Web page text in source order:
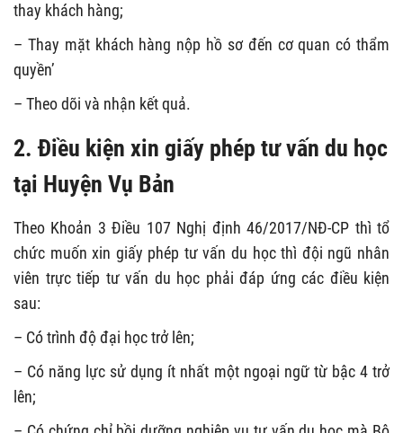
thay khách hàng;
– Thay mặt khách hàng nộp hồ sơ đến cơ quan có thẩm
quyền’
– Theo dõi và nhận kết quả.
2. Điều kiện xin giấy phép tư vấn du học
tại Huyện Vụ Bản
Theo Khoản 3 Điều 107 Nghị định 46/2017/NĐ-CP thì tổ
chức muốn xin giấy phép tư vấn du học thì đội ngũ nhân
viên trực tiếp tư vấn du học phải đáp ứng các điều kiện
sau:
– Có trình độ đại học trở lên;
– Có năng lực sử dụng ít nhất một ngoại ngữ từ bậc 4 trở
lên;